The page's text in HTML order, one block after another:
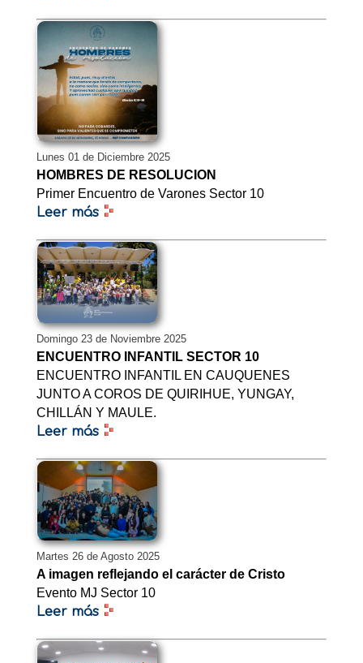
Lunes 01 de Diciembre 2025
HOMBRES DE RESOLUCION
Primer Encuentro de Varones Sector 10
Leer más
Domingo 23 de Noviembre 2025
ENCUENTRO INFANTIL SECTOR 10
ENCUENTRO INFANTIL EN CAUQUENES
JUNTO A COROS DE QUIRIHUE, YUNGAY,
CHILLÁN Y MAULE.
Leer más
Martes 26 de Agosto 2025
A imagen reflejando el carácter de Cristo
Evento MJ Sector 10
Leer más